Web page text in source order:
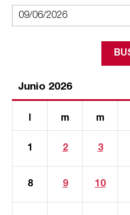
Junio 2026
m m
1 2 3
8 9 10